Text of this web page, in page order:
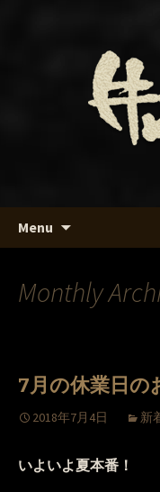
名古屋・
のブログ
Menu
Monthly
7月の休業日の
2018年7月4日 新
いよいよ夏本番！